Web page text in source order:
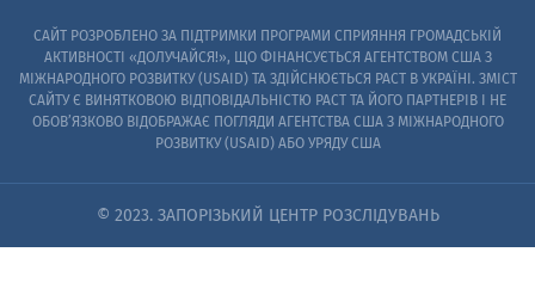
САЙТ РОЗРОБЛЕНО ЗА ПІДТРИМКИ ПРОГРАМИ СПРИЯННЯ ГРОМАДСЬКІЙ
АКТИВНОСТІ «ДОЛУЧАЙСЯ!», ЩО ФІНАНСУЄТЬСЯ АГЕНТСТВОМ США З
МІЖНАРОДНОГО РОЗВИТКУ (USAID) ТА ЗДІЙСНЮЄТЬСЯ PACT В УКРАЇНІ. ЗМІСТ
САЙТУ Є ВИНЯТКОВОЮ ВІДПОВІДАЛЬНІСТЮ PACT ТА ЙОГО ПАРТНЕРІВ I НЕ
ОБОВ’ЯЗКОВО ВІДОБРАЖАЄ ПОГЛЯДИ АГЕНТСТВА США З МІЖНАРОДНОГО
РОЗВИТКУ (USAID) АБО УРЯДУ США
© 2023. ЗАПОРІЗЬКИЙ ЦЕНТР РОЗСЛІДУВАНЬ